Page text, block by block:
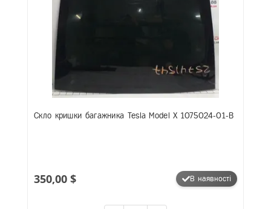
Скло кришки багажника Tesla Model X 1075024-01-B
350,00 $ В наявності